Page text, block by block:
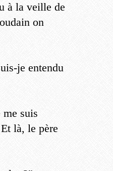
à la veille de
on
je entendu
suis
là, le père